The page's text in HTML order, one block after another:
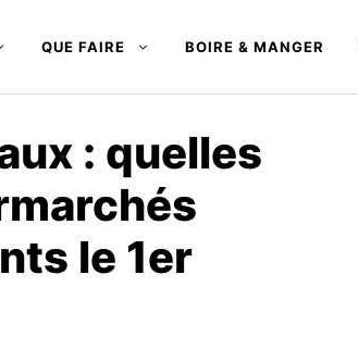
QUE FAIRE BOIRE & MANGER
: quelles
le 1er